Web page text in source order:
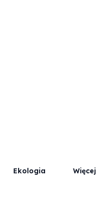
Ekologia Więcej